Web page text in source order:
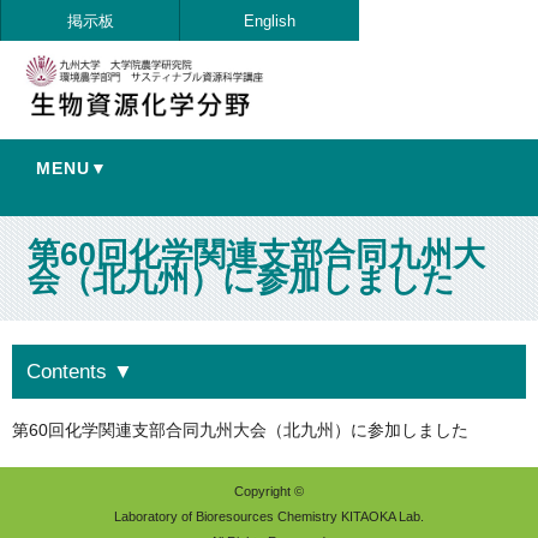
掲示板 English
MENU▼
第60回化学関連支部合同九州大
会（北九州）に参加しました
第60回化学関連支部合同九州大会（北九州）に参加しました
Contents ▼
Copyright ©
Laboratory of Bioresources Chemistry KITAOKA Lab.